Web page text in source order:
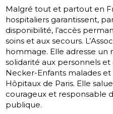
Malgré tout et partout en
hospitaliers garantissent,
disponibilité, l’accès
soins et aux secours.
hommage. Elle adresse un
solidarité aux personnels et
Necker-Enfants malades et
Hôpitaux de Paris. Elle
courageux et responsable
publique.